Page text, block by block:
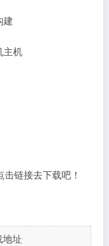
建
主机
链接去下载吧！
址